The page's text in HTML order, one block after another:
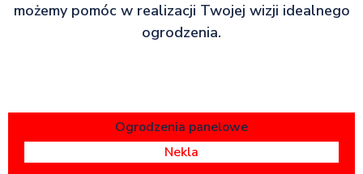
możemy pomóc w realizacji Twojej wizji idealnego
ogrodzenia.
Ogrodzenia panelowe
Nekla